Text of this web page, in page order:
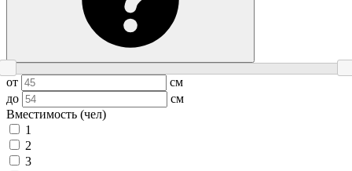
от
см
до
см
Вместимость (чел)
1
2
3